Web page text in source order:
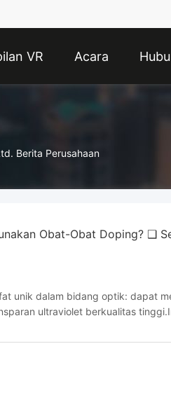
VR Acara
Berita Perusahaan
Obat-Obat Doping? ❑
unik dalam bidang optik: dapat
ultraviolet berkualitas